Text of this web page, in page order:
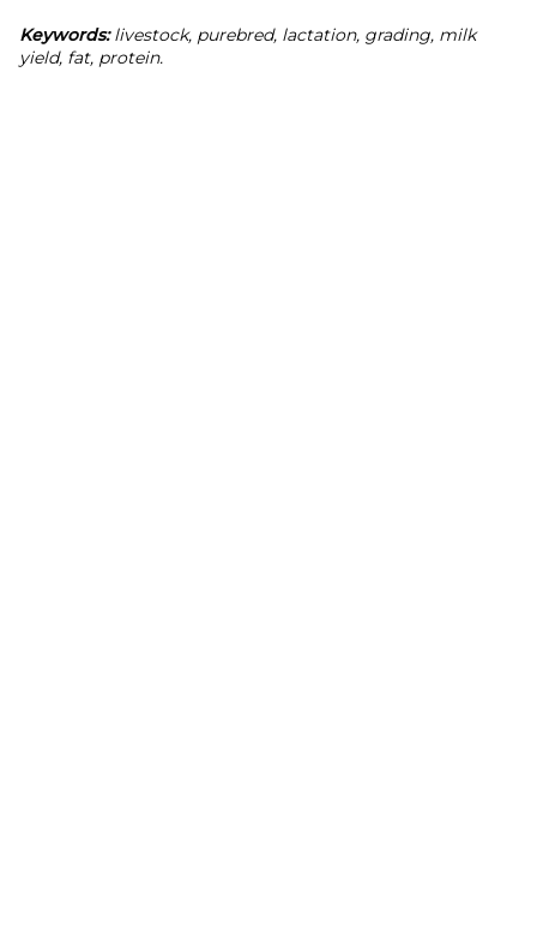
Keywords:livestock, purebred, lactation, grading, milk
yield, fat, protein.